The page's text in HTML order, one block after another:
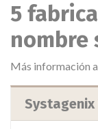
5
nombre
Más información